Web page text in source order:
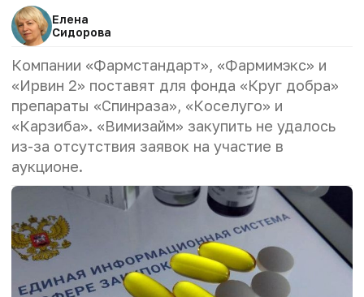
Елена
Сидорова
Компании «Фармстандарт», «Фармимэкс» и
«Ирвин 2» поставят для фонда «Круг добра»
препараты «Спинраза», «Коселуго» и
«Карзиба». «Вимизайм» закупить не удалось
из-за отсутствия заявок на участие в
аукционе.